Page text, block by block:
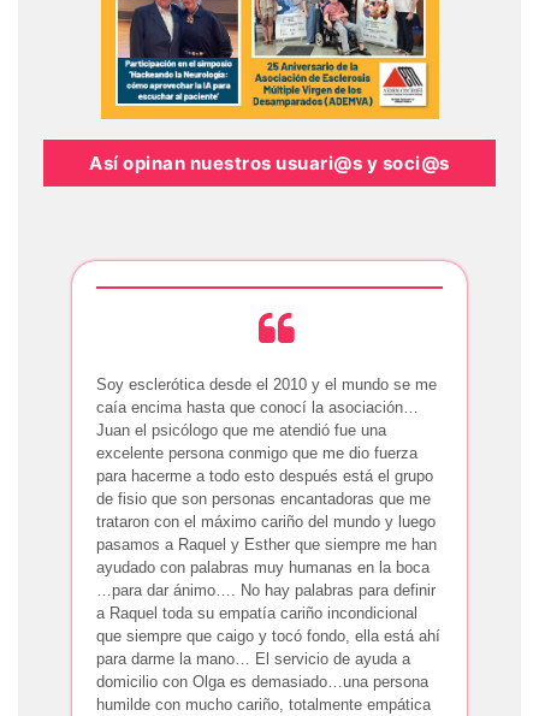
Así opinan nuestros usuari@s y soci@s
Soy esclerótica desde el 2010 y el mundo se me
caía encima hasta que conocí la asociación…
Juan el psicólogo que me atendió fue una
excelente persona conmigo que me dio fuerza
para hacerme a todo esto después está el grupo
de fisio que son personas encantadoras que me
trataron con el máximo cariño del mundo y luego
pasamos a Raquel y Esther que siempre me han
ayudado con palabras muy humanas en la boca
…para dar ánimo…. No hay palabras para definir
a Raquel toda su empatía cariño incondicional
que siempre que caigo y tocó fondo, ella está ahí
para darme la mano… El servicio de ayuda a
domicilio con Olga es demasiado…una persona
humilde con mucho cariño, totalmente empática